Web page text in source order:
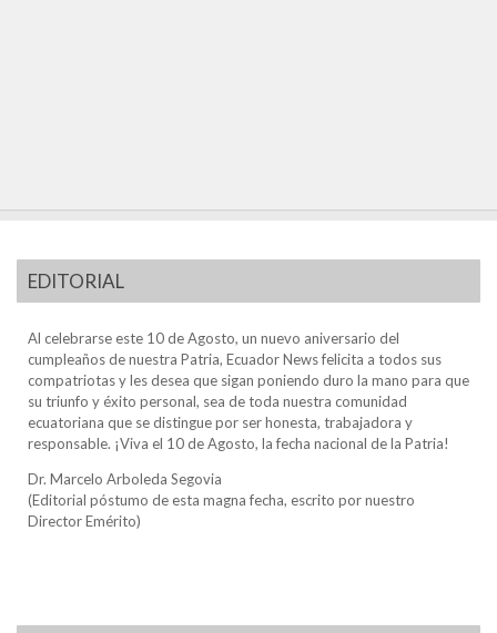
EDITORIAL
Al celebrarse este 10 de Agosto, un nuevo aniversario del
cumpleaños de nuestra Patria, Ecuador News felicita a todos sus
compatriotas y les desea que sigan poniendo duro la mano para que
su triunfo y éxito personal, sea de toda nuestra comunidad
ecuatoriana que se distingue por ser honesta, trabajadora y
responsable. ¡Viva el 10 de Agosto, la fecha nacional de la Patria!
Dr. Marcelo Arboleda Segovia
(Editorial póstumo de esta magna fecha, escrito por nuestro
Director Emérito)